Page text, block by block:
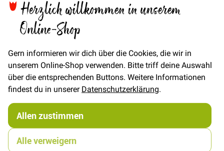
Herzlich willkommen in unserem
Online-Shop
Gern informieren wir dich über die Cookies, die wir in
unserem Online-Shop verwenden. Bitte triff deine Auswahl
über die entsprechenden Buttons. Weitere Informationen
findest du in unsererDatenschutzerklärung.
Allen zustimmen
Alle verweigern
33,00 €
In den Warenkorb
Details
Merchant & Mills Sanded Twill 12oz